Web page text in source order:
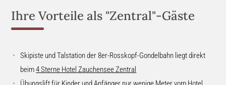
Ihre Vorteile als "Zentral"-Gäste
Skipiste und Talstation der 8er-Rosskopf-Gondelbahn liegt direkt
beim4 Sterne Hotel Zauchensee Zentral